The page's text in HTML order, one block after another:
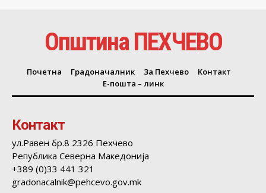
Општина ПЕХЧЕВО
Почетна Градоначалник За Пехчево
Контакт
Е-пошта – линк
Контакт
ул.Равен бр.8 2326 Пехчево
Република Северна Македонија
+389 (0)33 441 321
gradonacalnik@pehcevo.gov.mk